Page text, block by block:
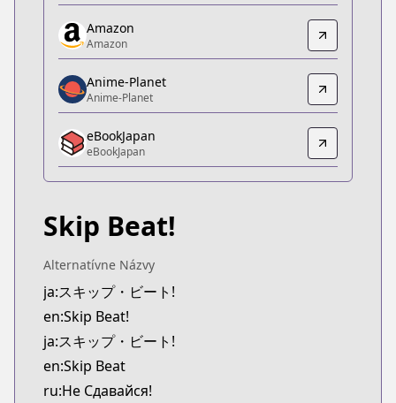
https://mangadex.org/title/9356fa3f-9ecd-4ff7-
Amazon
Amazon
https://www.amazon.co.jp/gp/product/
Anime-Planet
Anime-Planet
https://www.anime-planet.com/manga/skip-beat
eBookJapan
eBookJapan
Kitsu
Kitsu
https://kitsu.app/manga/1388
MangaUpdates
MangaUpdates
https://www.mangaupdates.com/
Book☆Walker
Book☆Walker
https://bookwalker.jp/series/16766/list
Amazon
Amazon
Anime-Planet
Anime-Planet
eBookJapan
eBookJapan
Skip Beat!
Alternatívne Názvy
ja:スキップ・ビート!
en:Skip Beat!
ja:スキップ・ビート!
en:Skip Beat
ru:Не Сдавайся!